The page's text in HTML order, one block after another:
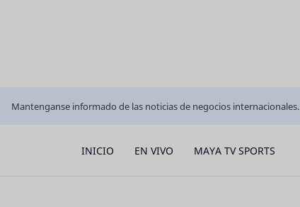
Mantenganse informado de las noticias de negocios internacionales.
INICIO EN VIVO MAYA TV SPORTS